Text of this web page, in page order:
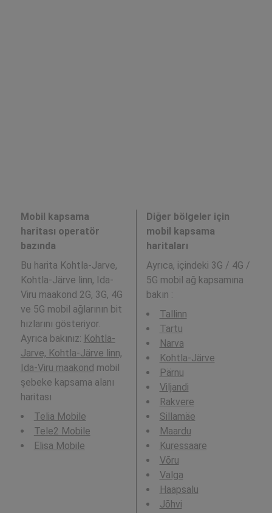
Mobil kapsama
haritası operatör
bazında
Bu harita Kohtla-Jarve,
Kohtla-Järve linn, Ida-
Viru maakond 2G, 3G, 4G
ve 5G mobil ağlarının bit
hızlarını gösteriyor.
Ayrıca bakınız: Kohtla-
Jarve, Kohtla-Järve linn,
Ida-Viru maakond mobil
şebeke kapsama alanı
haritası
Telia Mobile
Tele2 Mobile
Elisa Mobile
Diğer bölgeler için
mobil kapsama
haritaları
Ayrıca, içindeki 3G / 4G /
5G mobil ağ kapsamına
bakın :
Tallinn
Tartu
Narva
Kohtla-Järve
Pärnu
Viljandi
Rakvere
Sillamäe
Maardu
Kuressaare
Võru
Valga
Haapsalu
Jõhvi